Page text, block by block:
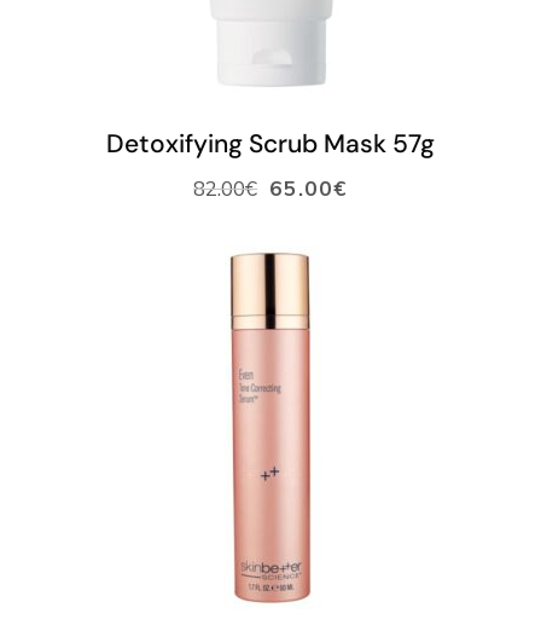
LISÄÄ OSTOSKORIIN
Detoxifying Scrub Mask 57g
82.00€ 65.00€